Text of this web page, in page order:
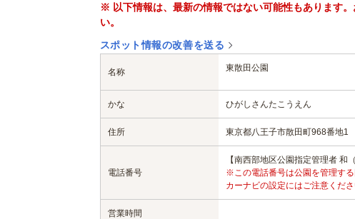
※ 以下情報は、最新の情報ではない可能性もあります
い。
スポット情報の改善を送る
名称 東散田公園
かな ひがしさんたこうえん
住所 東京都八王子市散田町968番地1
電話番号
【南西部地区公園指定管理者 和
※この電話番号は公園を管理する
カーナビの設定にはご注意くださ
営業時間